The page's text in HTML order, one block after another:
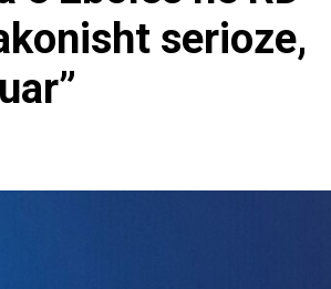
EKONOMIKS
serioze,